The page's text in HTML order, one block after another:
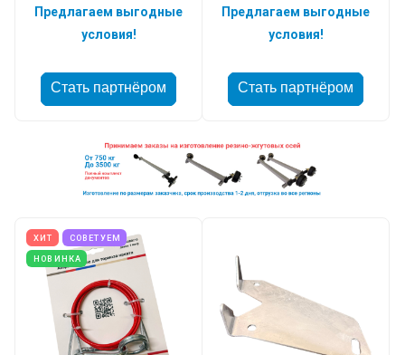
Предлагаем выгодные
условия!
Стать партнёром
Предлагаем выгодные
условия!
Стать партнёром
ХИТ СОВЕТУЕМ
НОВИНКА